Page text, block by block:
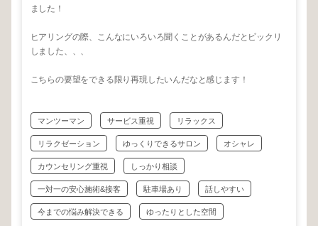
ました！
ヒアリングの際、こんなにいろいろ聞くことがあるんだとビックリ
しました、、、
こちらの要望をできる限り再現したいんだなと感じます！
マンツーマン サービス重視 リラックス
リラクゼーション ゆっくりできるサロン オシャレ
カウンセリング重視 しっかり相談
一対一の安心施術&接客 駐車場あり 話しやすい
今までの悩み解決できる ゆったりとした空間